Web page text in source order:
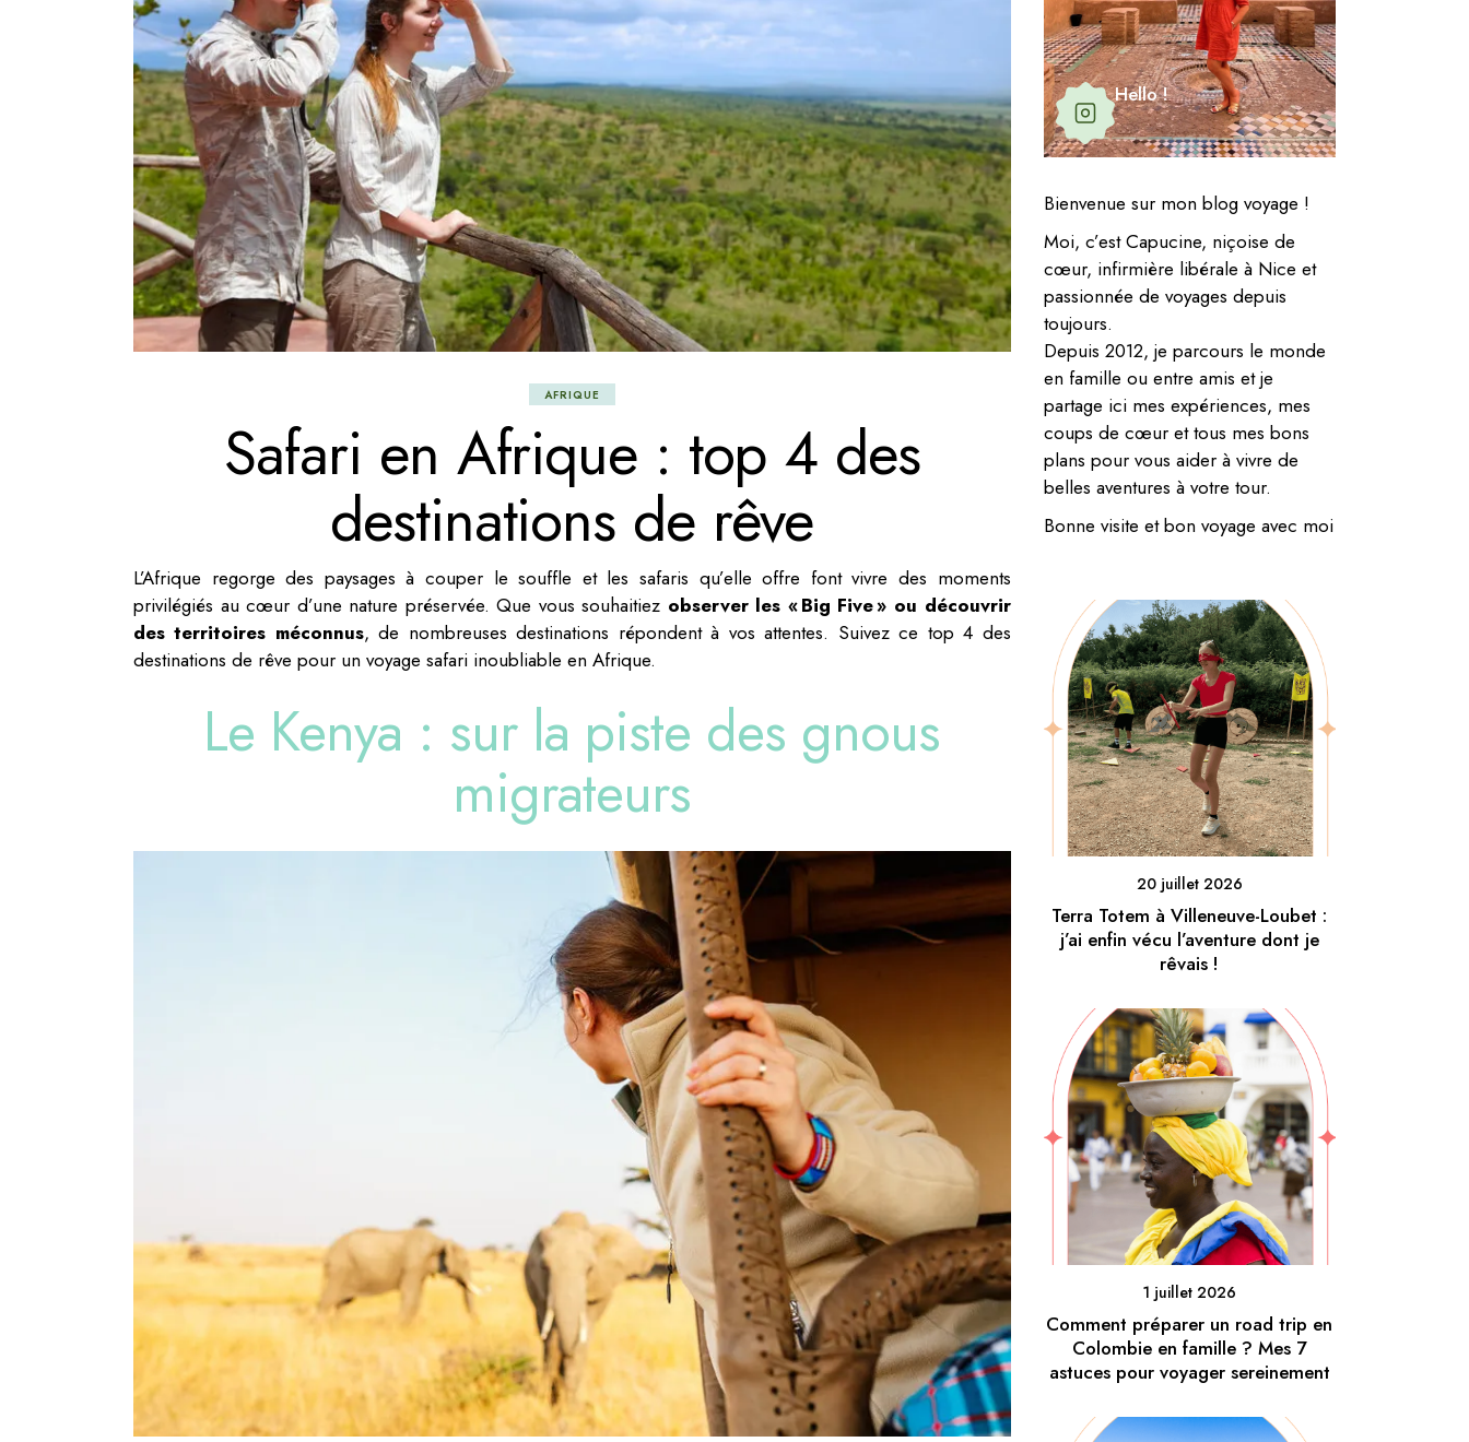
AFRIQUE
Safari en Afrique : top 4 des
destinations de rêve
L’Afrique regorge des paysages à couper le souffle et les safaris qu’elle offre font vivre des moments
privilégiés au cœur d’une nature préservée. Que vous souhaitiez observer les « Big Five » ou découvrir
des territoires méconnus, de nombreuses destinations répondent à vos attentes. Suivez ce top 4 des
destinations de rêve pour un voyage safari inoubliable en Afrique.
Le Kenya : sur la piste des gnous
migrateurs
Hello !
Bienvenue sur mon blog voyage !
Moi, c’est Capucine, niçoise de
cœur, infirmière libérale à Nice et
passionnée de voyages depuis
toujours.
Depuis 2012, je parcours le monde
en famille ou entre amis et je
partage ici mes expériences, mes
coups de cœur et tous mes bons
plans pour vous aider à vivre de
belles aventures à votre tour.
Bonne visite et bon voyage avec moi
20 juillet 2026
Terra Totem à Villeneuve-Loubet :
j’ai enfin vécu l’aventure dont je
rêvais !
1 juillet 2026
Comment préparer un road trip en
Colombie en famille ? Mes 7
astuces pour voyager sereinement